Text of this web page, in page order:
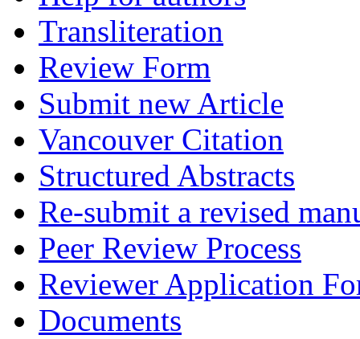
Transliteration
Review Form
Submit new Article
Vancouver Citation
Structured Abstracts
Re-submit a revised
Peer Review Process
Reviewer Application
Documents